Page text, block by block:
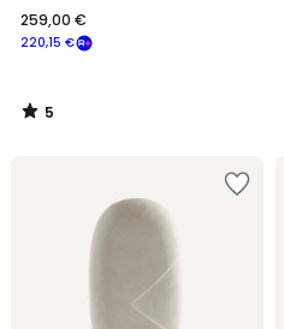
220,15 €
259,00 €
5
/